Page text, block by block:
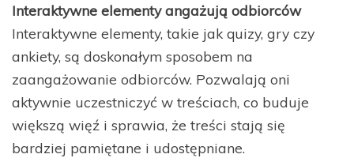
Interaktywne elementy angażują odbiorców
Interaktywne elementy, takie jak quizy, gry czy
ankiety, są doskonałym sposobem na
zaangażowanie odbiorców. Pozwalają oni
aktywnie uczestniczyć w treściach, co buduje
większą więź i sprawia, że treści stają się
bardziej pamiętane i udostępniane.